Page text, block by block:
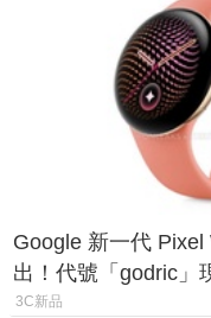
Google 新一代 Pixel
出！代號「godric」
鎖定 AI 應用
3C新品